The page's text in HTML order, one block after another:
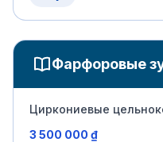
Фарфоровые
Циркониевые
3 500 000 ₫